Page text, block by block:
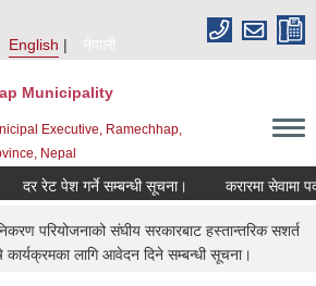
English
नेपाली
Municipality
Executive, Ramechhap,
Nepal
रेट पेश गर्ने सम्बन्धी सूचना। करारमा सेवामा पदपूर्ति
परियोजनाको संघीय सरकारबाट हस्तान्तरिक सशर्त
लागि आवेदन दिने सम्बन्धी सूचना।